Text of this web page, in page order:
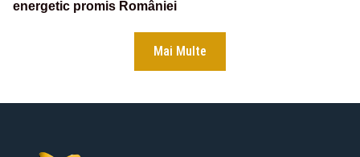
energetic promis României
Mai Multe